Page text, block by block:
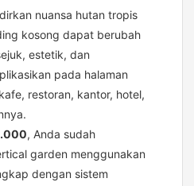
nuansa hutan tropis
kosong dapat berubah
estetik, dan
pada halaman
restoran, kantor, hotel,
, Anda sudah
garden menggunakan
dengan sistem